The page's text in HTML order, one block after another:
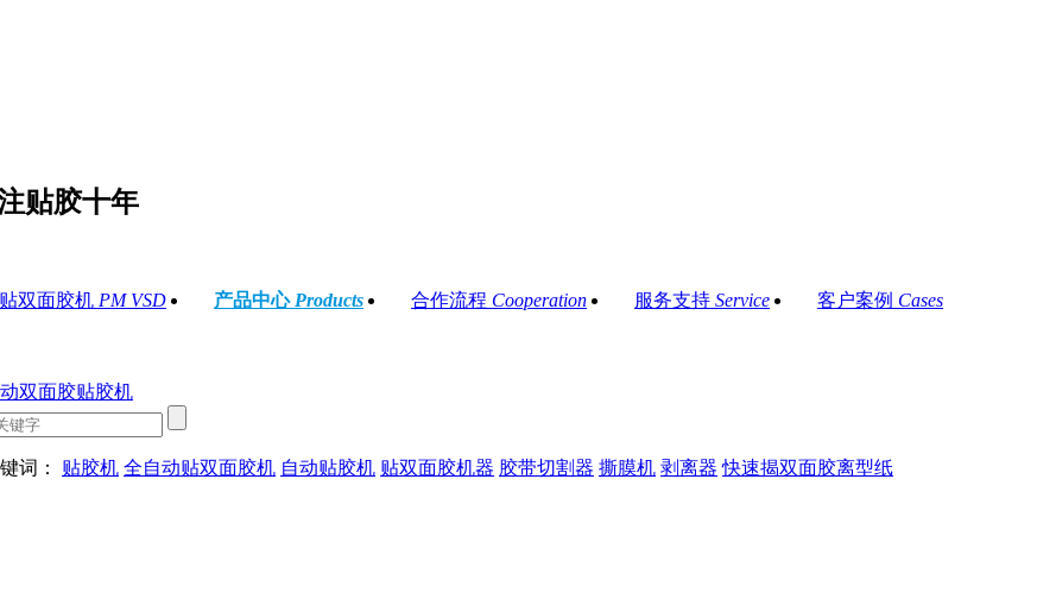
贴胶十年
双面胶机 PM VSD 产品中心 Products 合作流程 Cooperation 服务支持 Service 客户案例 Cases
词： 贴胶机 全自动贴双面胶机 自动贴胶机 贴双面胶机器 胶带切割器 撕膜机 剥离器 快速揭双面胶离型纸